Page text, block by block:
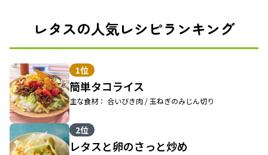
レタスの人気レシピランキング
1位
簡単タコライス
主な食材： 合いびき肉 / 玉ねぎのみじん切り
2位
レタスと卵のさっと炒め